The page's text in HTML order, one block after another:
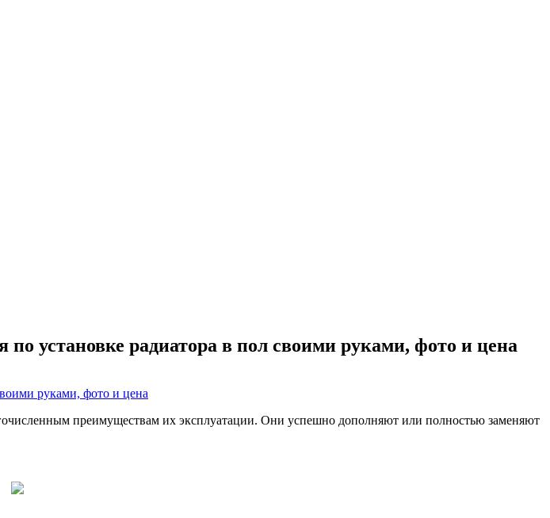
установке радиатора в пол своими руками, фото и цена
преимуществам их эксплуатации. Они успешно дополняют или полностью заменяют